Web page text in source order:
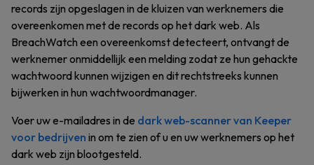
records zijn opgeslagen in de kluizen van werknemers die
overeenkomen met de records op het dark web. Als
BreachWatch een overeenkomst detecteert, ontvangt de
werknemer onmiddellijk een melding zodat ze hun gehackte
wachtwoord kunnen wijzigen en dit rechtstreeks kunnen
bijwerken in hun wachtwoordmanager.
Voer uw e-mailadres in de dark web-scanner van Keeper
voor bedrijven in om te zien of u en uw werknemers op het
dark web zijn blootgesteld.